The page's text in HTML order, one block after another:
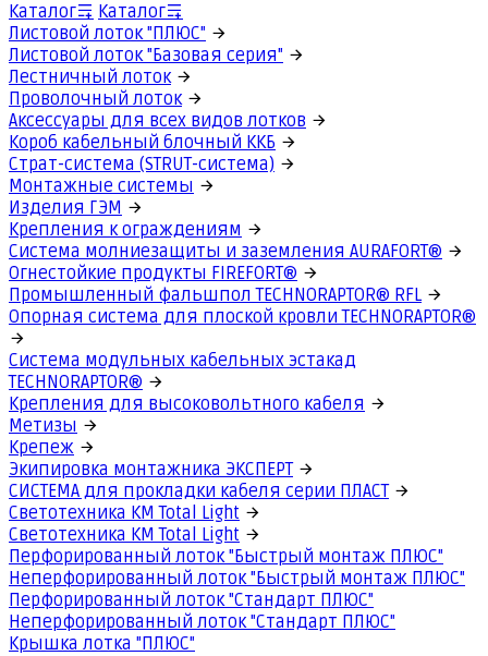
Каталог
Каталог
Листовой лоток "ПЛЮС"
Листовой лоток "Базовая серия"
Лестничный лоток
Проволочный лоток
Аксессуары для всех видов лотков
Короб кабельный блочный ККБ
Страт-система (STRUT-система)
Монтажные системы
Изделия ГЭМ
Крепления к ограждениям
Система молниезащиты и заземления AURAFORT®
Огнестойкие продукты FIREFORT®
Промышленный фальшпол TECHNORAPTOR® RFL
Опорная система для плоской кровли TECHNORAPTOR®
Система модульных кабельных эстакад
TECHNORAPTOR®
Крепления для высоковольтного кабеля
Метизы
Крепеж
Экипировка монтажника ЭКСПЕРТ
СИСТЕМА для прокладки кабеля серии ПЛАСТ
Светотехника КМ Total Light
Светотехника КМ Total Light
Перфорированный лоток "Быстрый монтаж ПЛЮС"
Неперфорированный лоток "Быстрый монтаж ПЛЮС"
Перфорированный лоток "Стандарт ПЛЮС"
Неперфорированный лоток "Стандарт ПЛЮС"
Крышка лотка "ПЛЮС"